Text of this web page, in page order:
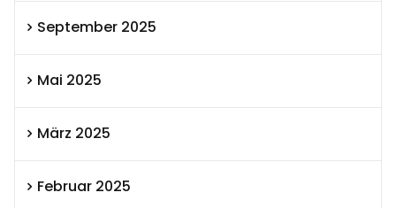
September 2025
Mai 2025
März 2025
Februar 2025